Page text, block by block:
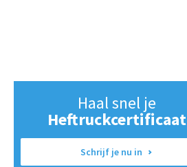
Haal snel je
Heftruckcertificaat
Schrijf je nu in